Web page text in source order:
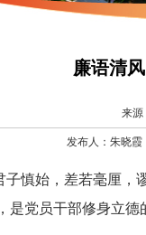
廉语清
来源
发布人：朱晓
慎始，差若毫厘，
是党员干部修身立